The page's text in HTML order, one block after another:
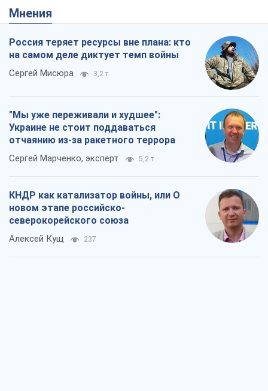
Мнения
Россия теряет ресурсы вне плана: кто
на самом деле диктует темп войны
Сергей Мисюра 3,2 т.
"Мы уже переживали и худшее":
Украине не стоит поддаваться
отчаянию из-за ракетного террора
Сергей Марченко, эксперт 5,2 т.
КНДР как катализатор войны, или О
новом этапе российско-
северокорейского союза
Алексей Кущ 237